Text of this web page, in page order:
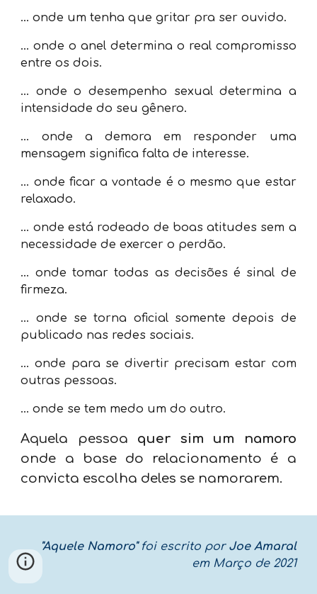
...onde um tenha que gritar pra ser ouvido.
...onde o anel determina o real compromisso
entre os dois.
... onde o desempenho sexual determina a
intensidade do seu gênero.
... onde a demora em responder uma
mensagem significa falta de interesse.
... onde ficar a vontade é o mesmo que estar
relaxado.
... onde está rodeado de boas atitudes sem a
necessidade de exercer o perdão.
... onde tomar todas as decisões é sinal de
firmeza.
... onde se torna oficial somente depois de
publicado nas redes sociais.
...onde para se divertir precisam estar com
outras pessoas.
...onde se tem medo um do outro.
Aquela pessoa quer sim um namoro
onde a base do relacionamento é a
convicta escolha deles se namorarem.
Aquele Namoro" foi escrito por Joe Amaral
em Março de 2021